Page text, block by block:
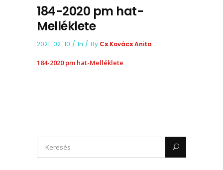
184-2020 pm hat-
Melléklete
2021-02-10 In By Cs.Kovács Anita
184-2020 pm hat-Melléklete